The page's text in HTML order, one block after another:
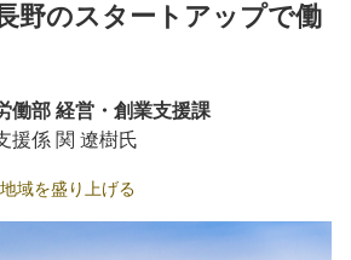
野のスタートアップで働
働部 経営・創業支援課
援係 関 遼樹氏
地域を盛り上げる